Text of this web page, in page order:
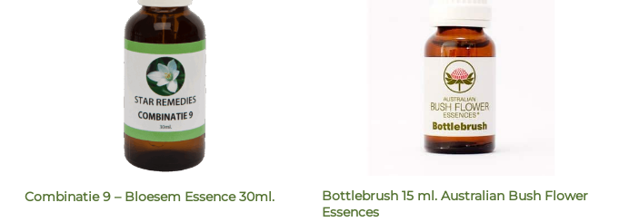
Combinatie 9 – Bloesem Essence 30ml.
Bottlebrush 15 ml. Australian Bush Flower
Essences